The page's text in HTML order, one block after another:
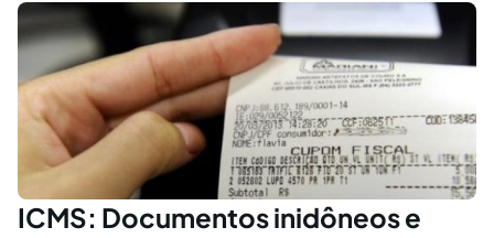
ICMS: Documentos inidôneos e